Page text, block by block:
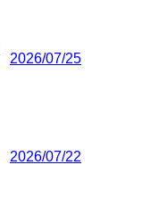
2026/07/25
2026/07/22